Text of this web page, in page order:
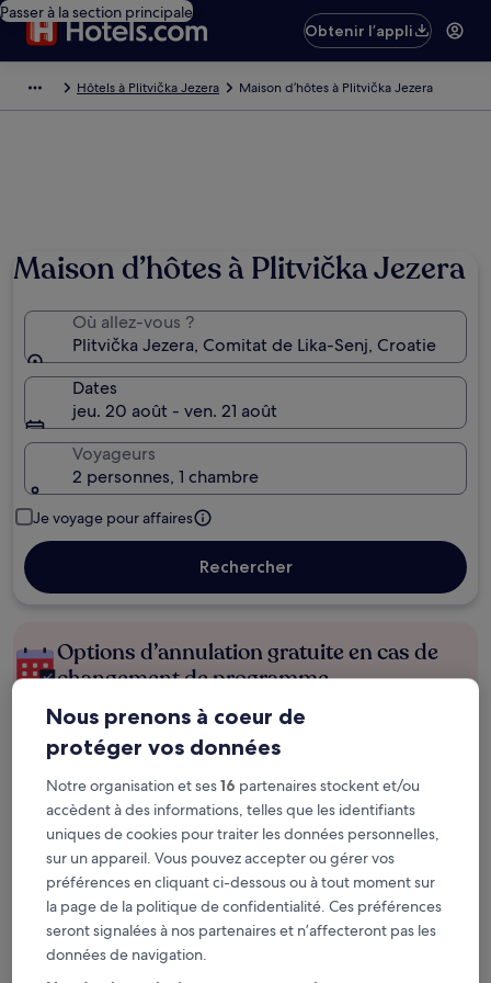
Passer à la section principale
Obtenir l’appli
Hôtels à Plitvička Jezera Maison d’hôtes à Plitvička Jezera
Maison d’hôtes à Plitvička Jezera
Où allez-vous ?
Plitvička Jezera, Comitat de Lika-Senj, Croatie
Dates
jeu. 20 août - ven. 21 août
Voyageurs
2 personnes, 1 chambre
Je voyage pour affaires
Rechercher
Options d’annulation gratuite en cas de
changement de programme
Gagnez des récompenses pour chaque
nuit séjournée
Économisez plus grâce aux Prix membres
Consultez les prix pour ces dates
Le week-end prochain
Nous prenons à coeur de
protéger vos données
Notre organisation et ses16 partenaires stockent et/ou
accèdent à des informations, telles que les identifiants
uniques de cookies pour traiter les données personnelles,
sur un appareil. Vous pouvez accepter ou gérer vos
préférences en cliquant ci-dessous ou à tout moment sur
la page de la politique de confidentialité. Ces préférences
seront signalées à nos partenaires et n’affecteront pas les
données de navigation.